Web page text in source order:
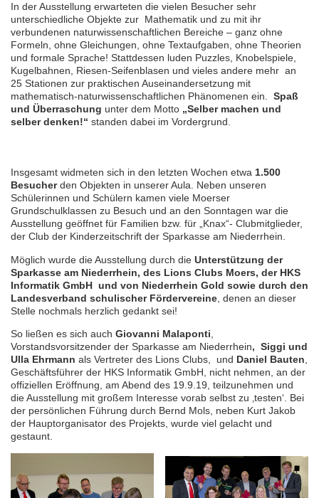
In der Ausstellung erwarteten die vielen Besucher sehr
unterschiedliche Objekte zur Mathematik und zu mit ihr
verbundenen naturwissenschaftlichen Bereiche – ganz ohne
Formeln, ohne Gleichungen, ohne Textaufgaben, ohne Theorien
und formale Sprache! Stattdessen luden Puzzles, Knobelspiele,
Kugelbahnen, Riesen-Seifenblasen und vieles andere mehr an
25 Stationen zur praktischen Auseinandersetzung mit
mathematisch-naturwissenschaftlichen Phänomenen ein. Spaß
und Überraschung unter dem Motto „Selber machen und
selber denken!“ standen dabei im Vordergrund.
Insgesamt widmeten sich in den letzten Wochen etwa 1.500
Besucherden Objekten in unserer Aula. Neben unseren
Schülerinnen und Schülern kamen viele Moerser
Grundschulklassen zu Besuch und an den Sonntagen war die
Ausstellung geöffnet für Familien bzw. für „Knax“- Clubmitglieder,
der Club der Kinderzeitschrift der Sparkasse am Niederrhein.
Möglich wurde die Ausstellung durch die Unterstützung der
Sparkasse am Niederrhein, des Lions Clubs Moers, der HKS
Informatik GmbH und von Niederrhein Gold sowie durch den
Landesverband schulischer Fördervereine , denen an dieser
Stelle nochmals herzlich gedankt sei!
So ließen es sich auch Giovanni Malaponti
Vorstandsvorsitzender der Sparkasse am Niederrhein, Siggi und
Ulla Ehrmann als Vertreter des Lions Clubs, und Daniel Bauten
Geschäftsführer der HKS Informatik GmbH, nicht nehmen, an der
offiziellen Eröffnung, am Abend des 19.9.19, teilzunehmen und
die Ausstellung mit großem Interesse vorab selbst zu ‚testen‘. Bei
der persönlichen Führung durch Bernd Mols, neben Kurt Jakob
der Hauptorganisator des Projekts, wurde viel gelacht und
gestaunt.